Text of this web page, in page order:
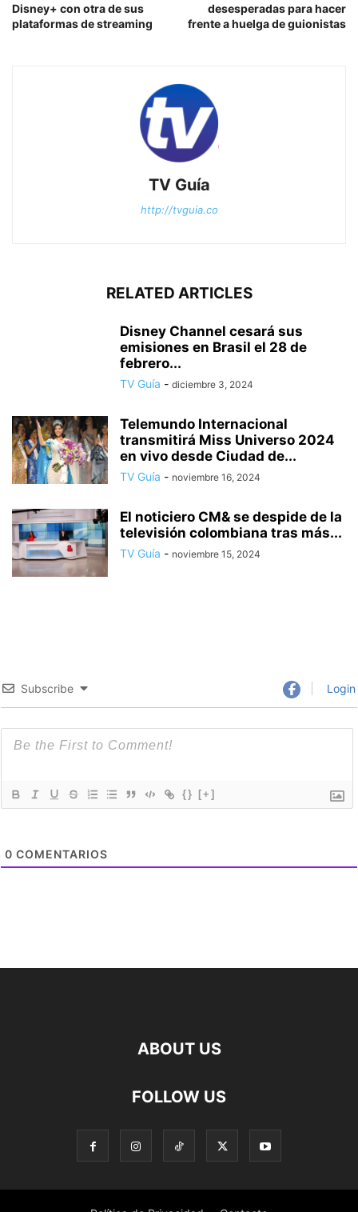
Disney+ con otra de sus
plataformas de streaming
desesperadas para hacer
frente a huelga de guionistas
TV Guía
http://tvguia.co
RELATED ARTICLES
Disney Channel cesará sus
emisiones en Brasil el 28 de
febrero...
TV Guía - diciembre 3, 2024
Telemundo Internacional
transmitirá Miss Universo 2024
en vivo desde Ciudad de...
TV Guía - noviembre 16, 2024
El noticiero CM& se despide de la
televisión colombiana tras más...
TV Guía - noviembre 15, 2024
Subscribe Login
{} [+]
0 COMENTARIOS
ABOUT US
FOLLOW US